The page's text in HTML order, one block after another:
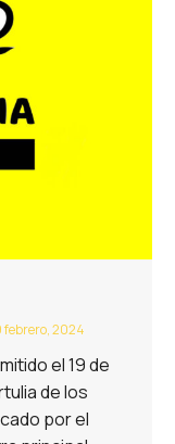
febrero, 2024
el 19 de
de los
por el